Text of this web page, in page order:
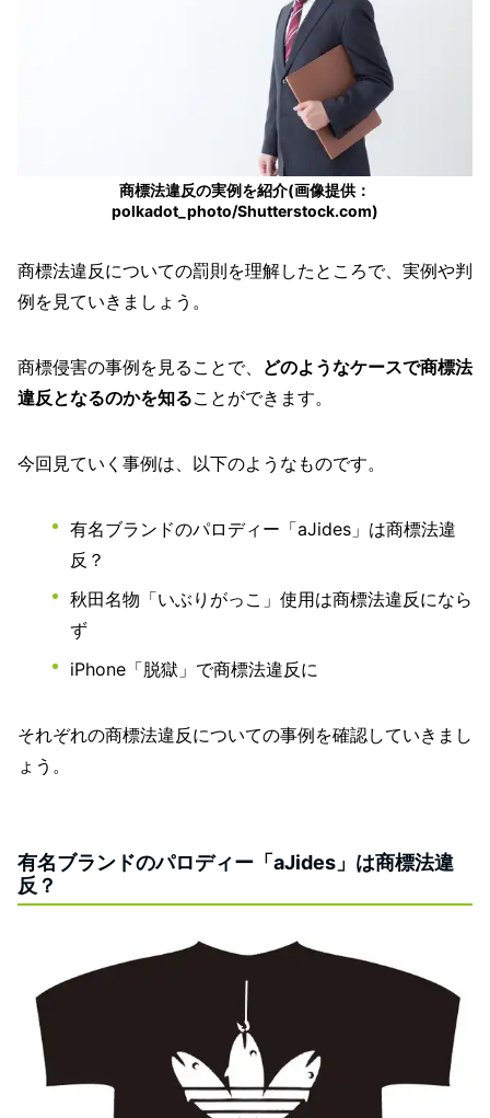
商標法違反の実例を紹介(画像提供：
polkadot_photo/Shutterstock.com)
商標法違反についての罰則を理解したところで、実例や判
例を見ていきましょう。
商標侵害の事例を見ることで、 どのようなケースで商標法
違反となるのかを知ることができます。
今回見ていく事例は、以下のようなものです。
有名ブランドのパロディー「aJides」は商標法違
反？
秋田名物「いぶりがっこ」使用は商標法違反になら
ず
iPhone「脱獄」で商標法違反に
それぞれの商標法違反についての事例を確認していきまし
ょう。
有名ブランドのパロディー「aJides」は商標法違
反？